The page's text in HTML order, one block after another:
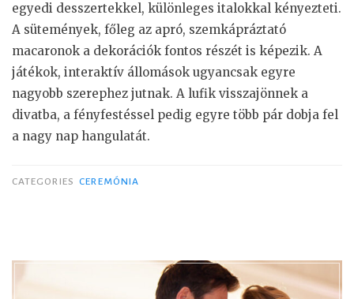
egyedi desszertekkel, különleges italokkal kényezteti.
A sütemények, főleg az apró, szemkápráztató
macaronok a dekorációk fontos részét is képezik. A
játékok, interaktív állomások ugyancsak egyre
nagyobb szerephez jutnak. A lufik visszajönnek a
divatba, a fényfestéssel pedig egyre több pár dobja fel
a nagy nap hangulatát.
CATEGORIES CEREMÓNIA